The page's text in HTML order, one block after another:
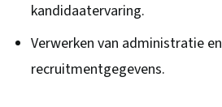
kandidaatervaring.
Verwerken van administratie en
recruitmentgegevens.